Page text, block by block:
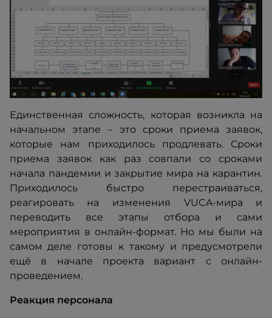
Единственная сложность, которая возникла на
начальном этапе – это сроки приема заявок,
которые нам приходилось продлевать. Сроки
приема заявок как раз совпали со сроками
начала пандемии и закрытие мира на карантин.
Приходилось быстро перестраиваться,
реагировать на изменения VUCA-мира и
переводить все этапы отбора и сами
мероприятия в онлайн-формат. Но мы были на
самом деле готовы к такому и предусмотрели
ещё в начале проекта вариант с онлайн-
проведением.
Реакция персонала